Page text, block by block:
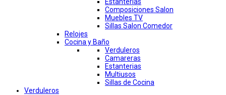
Estanterias
Composiciones Salon
Muebles TV
Sillas Salon Comedor
Relojes
Cocina y Baño
Verduleros
Camareras
Estanterias
Multiusos
Sillas de Cocina
Verduleros